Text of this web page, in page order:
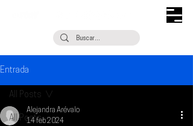
Entrada
All Posts
All Posts
Alejandra Arévalo
14 feb 2024